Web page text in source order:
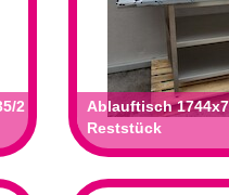
2
Ablauftisch
Reststück